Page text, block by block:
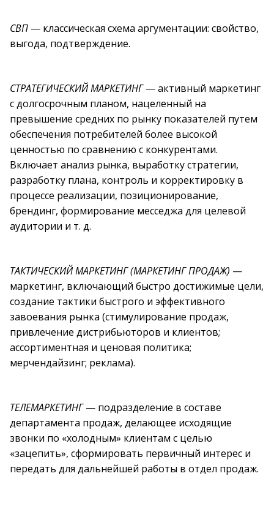
СВП — классическая схема аргументации: свойство,
выгода, подтверждение.
СТРАТЕГИЧЕСКИЙ МАРКЕТИНГ— активный маркетинг
с долгосрочным планом, нацеленный на
превышение средних по рынку показателей путем
обеспечения потребителей более высокой
ценностью по сравнению с конкурентами.
Включает анализ рынка, выработку стратегии,
разработку плана, контроль и корректировку в
процессе реализации, позиционирование,
брендинг, формирование месседжа для целевой
аудитории и т. д.
ТАКТИЧЕСКИЙ МАРКЕТИНГ (МАРКЕТИНГ ПРОДАЖ) —
маркетинг, включающий быстро достижимые цели,
создание тактики быстрого и эффективного
завоевания рынка (стимулирование продаж,
привлечение дистрибьюторов и клиентов;
ассортиментная и ценовая политика;
мерчендайзинг; реклама).
ТЕЛЕМАРКЕТИНГ— подразделение в составе
департамента продаж, делающее исходящие
звонки по «холодным» клиентам с целью
«зацепить», сформировать первичный интерес и
передать для дальнейшей работы в отдел продаж.